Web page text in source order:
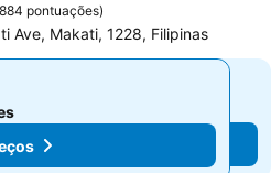
pontuações)
Ave, Makati, 1228, Filipinas